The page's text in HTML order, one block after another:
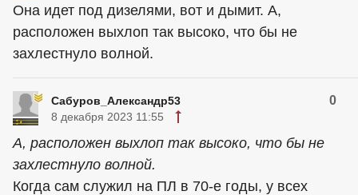
Она идет под дизелями, вот и дымит. А,
расположен выхлоп так высоко, что бы не
захлестнуло волной.
Сабуров_Александр53 0
8 декабря 2023 11:55
А, расположен выхлоп так высоко, что бы не
захлестнуло волной.
Когда сам служил на ПЛ в 70-е годы, у всех